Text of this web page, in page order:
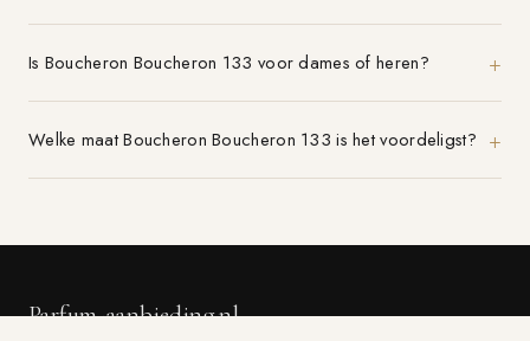
Is Boucheron Boucheron 133 voor dames of heren?
Welke maat Boucheron Boucheron 133 is het voordeligst?
Parfum-aanbieding.nl